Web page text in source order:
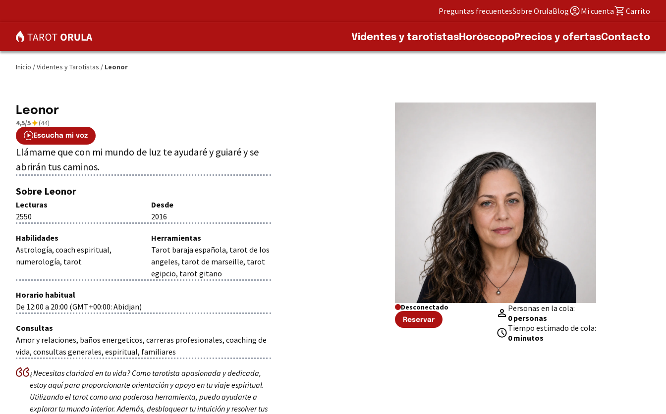
Preguntas frecuentesSobre OrulaBlog Mi cuenta Carrito
Videntes y tarotistasHoróscopoPrecios y ofertasContacto
Inicio /Videntes y Tarotistas / Leonor
Leonor
4,5/5 (44)
Escucha mi voz
Llámame que con mi mundo de luz te ayudaré y guiaré y se
abrirán tus caminos.
Sobre Leonor
Lecturas
2550
Desde
2016
Habilidades
Astrología, coach espiritual,
numerología, tarot
Herramientas
Tarot baraja española, tarot de los
angeles, tarot de marseille, tarot
egipcio, tarot gitano
Horario habitual
De 12:00 a 20:00 (GMT+00:00: Abidjan)
Consultas
Amor y relaciones, baños energeticos, carreras profesionales, coaching de
vida, consultas generales, espiritual, familiares
¿Necesitas claridad en tu vida? Como tarotista apasionada y dedicada,
estoy aquí para proporcionarte orientación y apoyo en tu viaje espiritual.
Utilizando el tarot como una poderosa herramienta, puedo ayudarte a
explorar tu mundo interior. Además, desbloquear tu intuición y resolver tus
Desconectado
Reservar
Personas en la cola:
0 personas
Tiempo estimado de cola:
0 minutos